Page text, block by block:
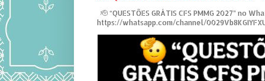
🫡 “QUESTÕES GRÁTIS CFS PMMG 2027” no
https://whatsapp.com/channel/